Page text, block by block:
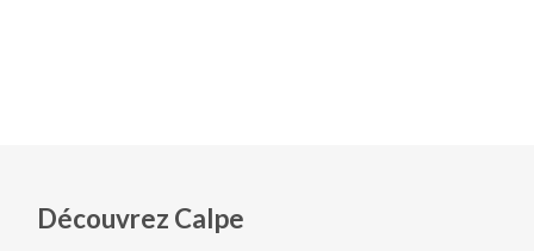
Découvrez Calpe